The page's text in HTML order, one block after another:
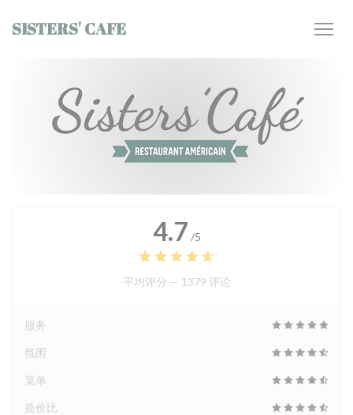
SISTERS' CAFE
4.7 /5
平均评分 — 1379 评论
服务
氛围
菜单
质价比